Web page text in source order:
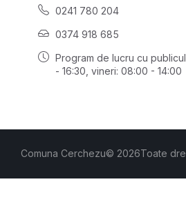
0241 780 204
0374 918 685
Program de lucru cu
- 16:30 , vineri: 08:00 - 14:00
Comuna Cerchezu© 2026Toate